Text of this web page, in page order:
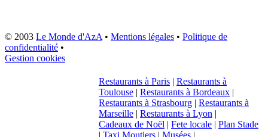
© 2003 Le Monde d'AzA• Mentions légales • Politique de
confidentialité •
Gestion cookies
Restaurants à Paris | Restaurants à
Toulouse | Restaurants à Bordeaux |
Restaurants à Strasbourg | Restaurants à
Marseille | Restaurants à Lyon |
Cadeaux de Noël | Fete locale | Plan Stade